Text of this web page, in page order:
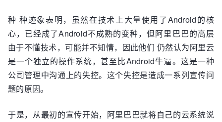
种 种迹象表明，虽然在技术上大量使用了Android的核
心，已经成了Android不成熟的变种，但阿里巴巴的高层
由于不懂技术，可能并不知情，因此他们 仍然认为阿里云
是一个独立的操作系统，甚至比Android牛逼。这是一种
公司管理中沟通上的失控。这个失控是造成一系列宣传问
题的原因。
于是，从最初的宣传开始，阿里巴巴就将自己的云系统说